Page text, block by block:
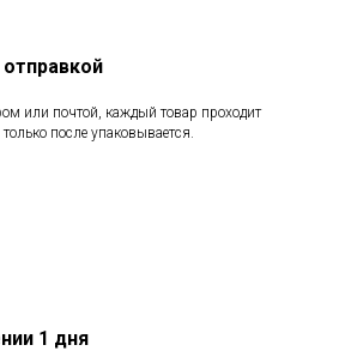
или почтой, каждый товар проходит
после упаковывается.
1 дня